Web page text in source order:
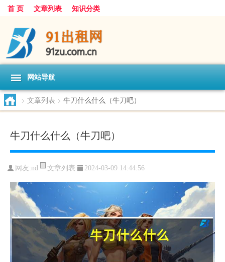
首 页 文章列表 知识分类
网站导航
> 文章列表 > 牛刀什么什么（牛刀吧）
牛刀什么什么（牛刀吧）
网友:nd 文章列表 2024-03-09 14:44:56